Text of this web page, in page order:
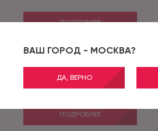
ВАШ ГОРОД - МОСКВА?
ДА, ВЕРНО
ПОДРОБНЕЕ
GISSAR (PRINT) 051-88 - 1,0 м
Артикул: GISSAR (PRINT) 051-88
ПОДРОБНЕЕ